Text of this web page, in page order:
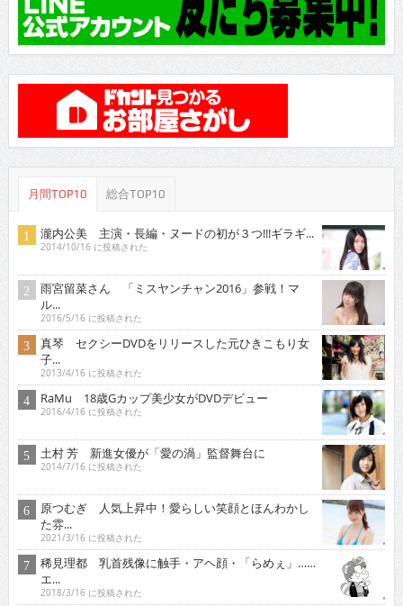
月間TOP10 総合TOP10
瀧内公美 主演・長編・ヌードの初が３つ!!!ギラギ...
2014/10/16 に投稿された
雨宮留菜さん 「ミスヤンチャン2016」参戦！マ
ル...
2016/5/16 に投稿された
真琴 セクシーDVDをリリースした元ひきこもり女
子...
2013/4/16 に投稿された
RaMu 18歳Gカップ美少女がDVDデビュー
2016/4/16 に投稿された
土村 芳 新進女優が「愛の渦」監督舞台に
2014/7/16 に投稿された
原つむぎ 人気上昇中！愛らしい笑顔とほんわかし
た雰...
2021/3/16 に投稿された
稀見理都 乳首残像に触手・アヘ顔・「らめぇ」……
エ...
2018/3/16 に投稿された